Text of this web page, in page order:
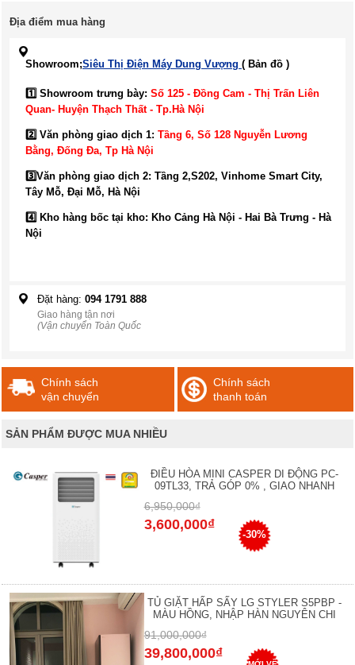
Địa điểm mua hàng
Showroom;Siêu Thị Điện Máy Dung Vượng ( Bản đồ )
1️⃣ Showroom trưng bày: Số 125 - Đồng Cam - Thị Trấn Liên
Quan- Huyện Thạch Thất - Tp.Hà Nội
2️⃣ Văn phòng giao dịch 1: Tầng 6, Số 128 Nguyễn Lương
Bằng, Đống Đa, Tp Hà Nội
3️⃣Văn phòng giao dịch 2: Tầng 2,S202, Vinhome Smart City,
Tây Mỗ, Đại Mỗ, Hà Nội
4️⃣ Kho hàng bốc tại kho: Kho Cảng Hà Nội - Hai Bà Trưng - Hà
Nội
Đặt hàng: 094 1791 888
Giao hàng tận nơi
(Vận chuyển Toàn Quốc
Chính sách
vận chuyển
Chính sách
thanh toán
SẢN PHẨM ĐƯỢC MUA NHIỀU
ĐIỀU HÒA MINI CASPER DI ĐỘNG PC-
09TL33, TRẢ GÓP 0% , GIAO NHANH
6,950,000₫
3,600,000₫
-30%
TỦ GIẶT HẤP SẤY LG STYLER S5PBP -
MÀU HỒNG, NHẬP HÀN NGUYÊN CHI
91,000,000₫
39,800,000₫